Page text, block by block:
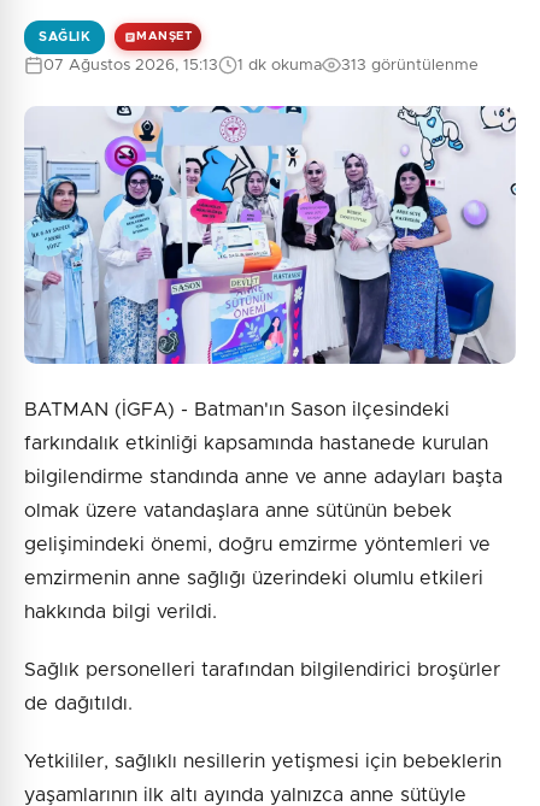
SAĞLIK MANŞET
07 Ağustos 2026, 15:13 1 dk okuma 313 görüntülenme
BATMAN (İGFA) - Batman'ın Sason ilçesindeki
farkındalık etkinliği kapsamında hastanede kurulan
bilgilendirme standında anne ve anne adayları başta
olmak üzere vatandaşlara anne sütünün bebek
gelişimindeki önemi, doğru emzirme yöntemleri ve
emzirmenin anne sağlığı üzerindeki olumlu etkileri
hakkında bilgi verildi.
Sağlık personelleri tarafından bilgilendirici broşürler
de dağıtıldı.
Yetkililer, sağlıklı nesillerin yetişmesi için bebeklerin
yaşamlarının ilk altı ayında yalnızca anne sütüyle